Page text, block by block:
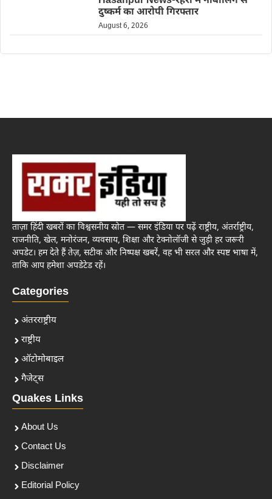
दुष्कर्म का आरोपी गिरफ्तार
August 6, 2026
ताज़ा हिंदी खबरों का विश्वसनीय स्रोत — समर इंडिया पर पढ़ें राष्ट्रीय, अंतर्राष्ट्रीय,
राजनीति, खेल, मनोरंजन, व्यवसाय, शिक्षा और टेक्नोलॉजी से जुड़ी हर जरूरी
अपडेट। हम देते हैं तेज़, सटीक और निष्पक्ष खबरें, वह भी सरल और स्पष्ट भाषा में,
ताकि आप हमेशा अपडेटेड रहें।
Categories
अंतरराष्ट्रीय
राष्ट्रीय
ऑटोमोबाइल
गैजेट्स
Quakes Links
About Us
Contact Us
Disclaimer
Editorial Policy